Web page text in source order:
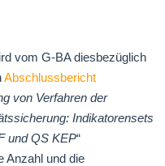
vom G-BA diesbezüglich
Abschlussbericht
von Verfahren der
Indikatorensets
und QS KEP“
Anzahl und die